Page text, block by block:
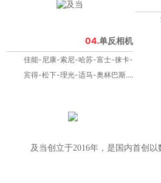
04.单反相机
佳能-尼康-索尼-哈苏-富士-徕卡-
宾得-松下-理光-适马-奥林巴斯....
及当创立于2016年，是国内首创以数